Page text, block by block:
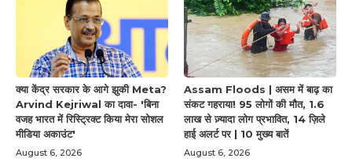
क्या केंद्र सरकार के आगे झुकी Meta?
Arvind Kejriwal का दावा- 'बिना
वजह भारत में रिस्ट्रिक्ट किया मेरा सोशल
मीडिया अकाउंट'
August 6, 2026
Assam Floods | असम में बाढ़ का
संकट गहराया! 95 लोगों की मौत, 1.6
लाख से ज़्यादा लोग प्रभावित, 14 ज़िले
हाई अलर्ट पर | 10 मुख्य बातें
August 6, 2026